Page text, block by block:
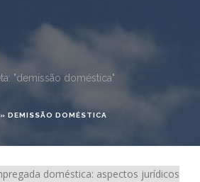
"demissão doméstica"
» DEMISSÃO DOMÉSTICA